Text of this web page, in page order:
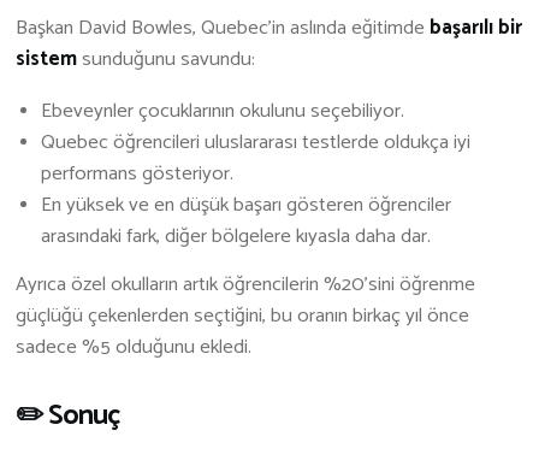
Başkan David Bowles, Quebec’in aslında eğitimdebaşarılı bir
sistemsunduğunu savundu:
Ebeveynler çocuklarının okulunu seçebiliyor.
Quebec öğrencileri uluslararası testlerde oldukça iyi
performans gösteriyor.
En yüksek ve en düşük başarı gösteren öğrenciler
arasındaki fark, diğer bölgelere kıyasla daha dar.
Ayrıca özel okulların artık öğrencilerin %20’sini öğrenme
güçlüğü çekenlerden seçtiğini, bu oranın birkaç yıl önce
sadece %5 olduğunu ekledi.
✏️ Sonuç